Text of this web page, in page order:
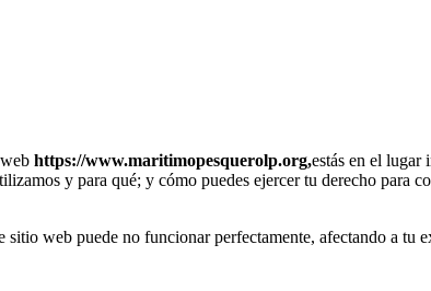
https://www.maritimopesquerolp.org,estás en el
y para qué; y cómo puedes ejercer tu derecho para
web puede no funcionar perfectamente, afectando a tu